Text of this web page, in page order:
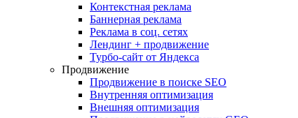
Контекстная реклама
Баннерная реклама
Реклама в соц. сетях
Лендинг + продвижение
Турбо-сайт от Яндекса
Продвижение
Продвижение в поиске SEO
Внутренняя оптимизация
Внешняя оптимизация